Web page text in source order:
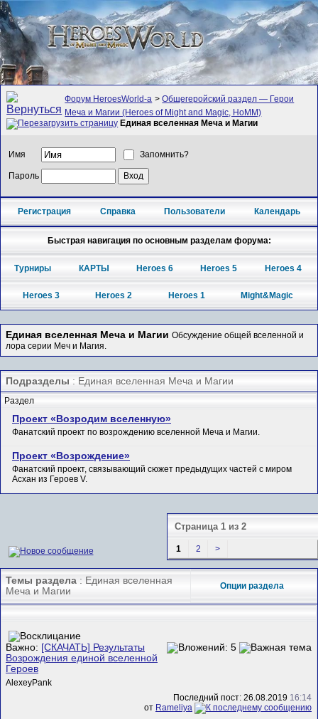
Форум HeroesWorld-а >Общегеройский раздел — Герои
Меча и Магии (Heroes of Might and Magic, HoMM)
Единая вселенная Меча и Магии
Имя Запомнить?
Пароль
Регистрация Справка Пользователи Календарь
Быстрая навигация по основным разделам форума:
Турниры КАРТЫ Heroes 6 Heroes 5 Heroes 4
Heroes 3 Heroes 2 Heroes 1 Might&Magic
Единая вселенная Меча и Магии Обсуждение общей вселенной и
лора серии Меч и Магия.
Подразделы : Единая вселенная Меча и Магии
Раздел
Проект «Возродим вселенную»
Фанатский проект по возрождению вселенной Меча и Магии.
Проект «Возрождение»
Фанатский проект, связывающий сюжет предыдущих частей с миром
Асхан из Героев V.
Страница 1 из 2
1 2 >
Темы раздела : Единая вселенная
Меча и Магии
Опции раздела
Важно: [СКАЧАТЬ] Результаты
Возрождения единой вселенной
Героев
AlexeyPank
Последний пост: 26.08.2019 16:14
от Rameliya